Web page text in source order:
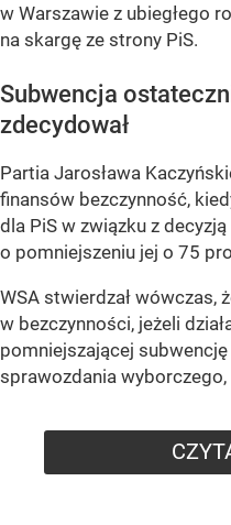
w Warszawie z ubiegłego
na skargę ze strony PiS.
Subwencja
zdecydował
Partia Jarosława
finansów bezczynność,
dla PiS w związku z
o pomniejszeniu jej o 75
WSA stwierdzał wówczas,
w bezczynności, jeżeli
pomniejszającej
sprawozdania